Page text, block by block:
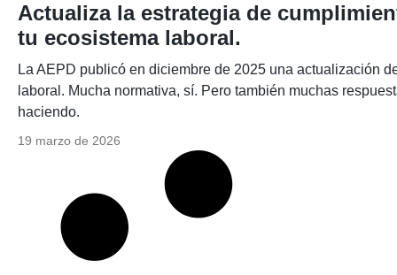
Actualiza la estrategia de
tu ecosistema laboral.
La AEPD publicó en diciembre de 2025 una actualización
laboral. Mucha normativa, sí. Pero también muchas
haciendo.
19 marzo de 2026